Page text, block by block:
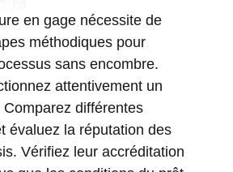
en gage nécessite de
méthodiques pour
sans encombre.
attentivement un
différentes
évaluez la réputation des
Vérifiez leur accréditation